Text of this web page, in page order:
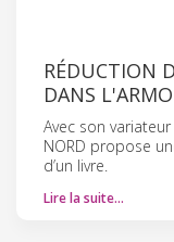
RÉDUCTION
DANS
Avec son variateur
NORD propose
d’un livre.
Lire la suite…